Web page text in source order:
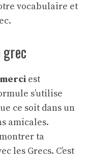
vocabulaire et
grec
merci est
s’utilise
ce soit dans un
amicales.
ta
les Grecs. C’est